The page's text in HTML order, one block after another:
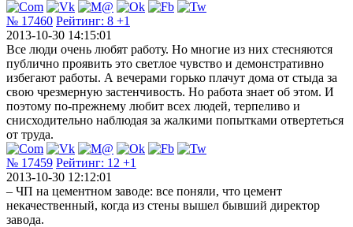
№ 17460 Рейтинг: 8 +1
2013-10-30 14:15:01
Все люди очень любят работу. Но многие из них стесняются
публично проявить это светлое чувство и демонстративно
избегают работы. А вечерами горько плачут дома от стыда за
свою чрезмерную застенчивость. Но работа знает об этом. И
поэтому по-прежнему любит всех людей, терпеливо и
снисходительно наблюдая за жалкими попытками отвертеться
от труда.
№ 17459 Рейтинг: 12 +1
2013-10-30 12:12:01
– ЧП на цементном заводе: все поняли, что цемент
некачественный, когда из стены вышел бывший директор
завода.